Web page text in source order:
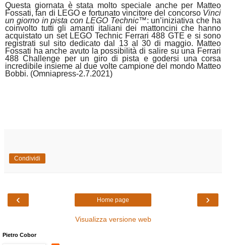
Questa giornata è stata molto speciale anche per Matteo
Fossati, fan di LEGO e fortunato vincitore del concorso Vinci
un giorno in pista con LEGO Technic™: un’iniziativa che ha
coinvolto tutti gli amanti italiani dei mattoncini che hanno
acquistato un set LEGO Technic Ferrari 488 GTE e si sono
registrati sul sito dedicato dal 13 al 30 di maggio. Matteo
Fossati ha anche avuto la possibilità di salire su una Ferrari
488 Challenge per un giro di pista e godersi una corsa
incredibile insieme al due volte campione del mondo Matteo
Bobbi. (Omniapress-2.7.2021)
Condividi
‹ ›
Home page
Visualizza versione web
Pietro Cobor